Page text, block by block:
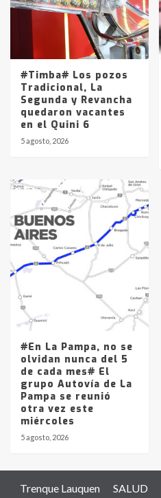
#Timba# Los pozos
Tradicional, La
Segunda y Revancha
quedaron vacantes
en el Quini 6
5 agosto, 2026
#En La Pampa, no se
olvidan nunca del 5
de cada mes# El
grupo Autovía de La
Pampa se reunió
otra vez este
miércoles
5 agosto, 2026
Trenque Lauquen SALUD